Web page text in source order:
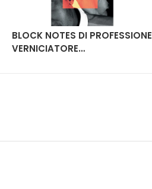
BLOCK NOTES DI PROFESSIONE
VERNICIATORE…